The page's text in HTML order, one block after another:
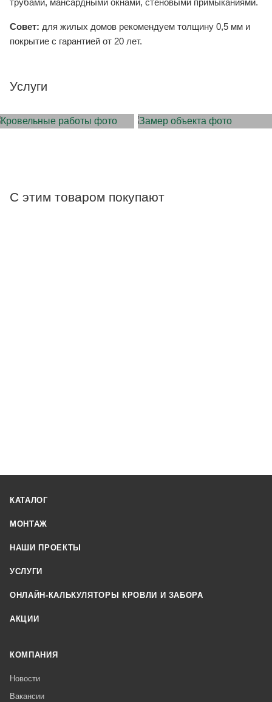
Совет: для жилых домов рекомендуем толщину 0,5 мм и
покрытие с гарантией от 20 лет.
Услуги
С этим товаром покупают
КАТАЛОГ
МОНТАЖ
НАШИ ПРОЕКТЫ
УСЛУГИ
ОНЛАЙН-КАЛЬКУЛЯТОРЫ КРОВЛИ И ЗАБОРА
АКЦИИ
КОМПАНИЯ
Новости
Вакансии